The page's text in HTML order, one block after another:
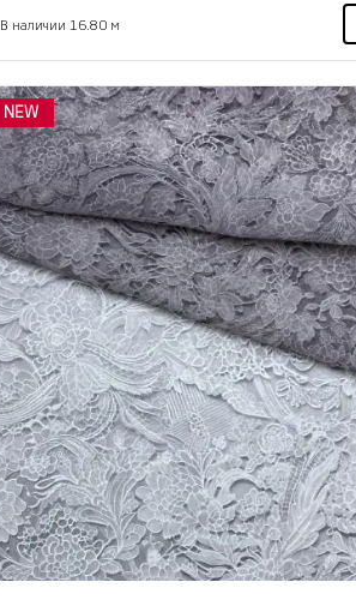
В наличии 16.80 м
NEW